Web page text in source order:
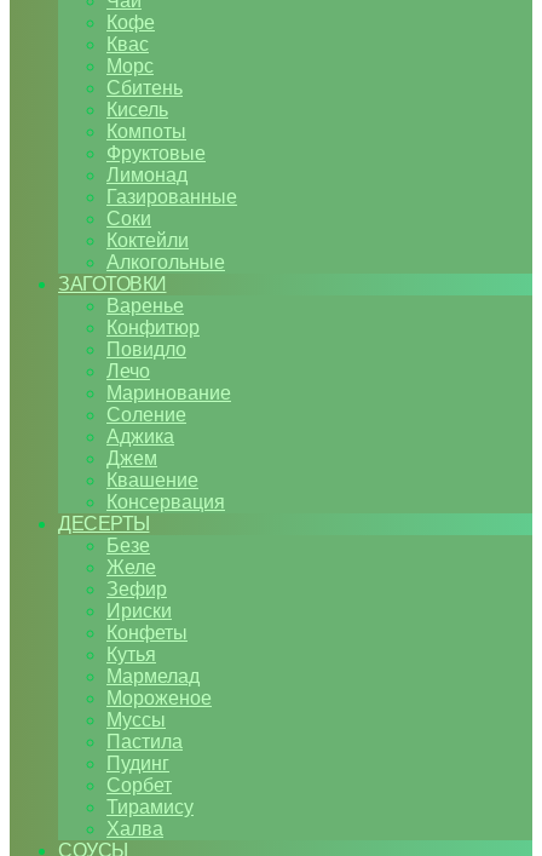
Кофе
Квас
Морс
Сбитень
Кисель
Компоты
Фруктовые
Лимонад
Газированные
Соки
Коктейли
Алкогольные
ЗАГОТОВКИ
Варенье
Конфитюр
Повидло
Лечо
Маринование
Соление
Аджика
Джем
Квашение
Консервация
ДЕСЕРТЫ
Безе
Желе
Зефир
Ириски
Конфеты
Кутья
Мармелад
Мороженое
Муссы
Пастила
Пудинг
Сорбет
Тирамису
Халва
СОУСЫ